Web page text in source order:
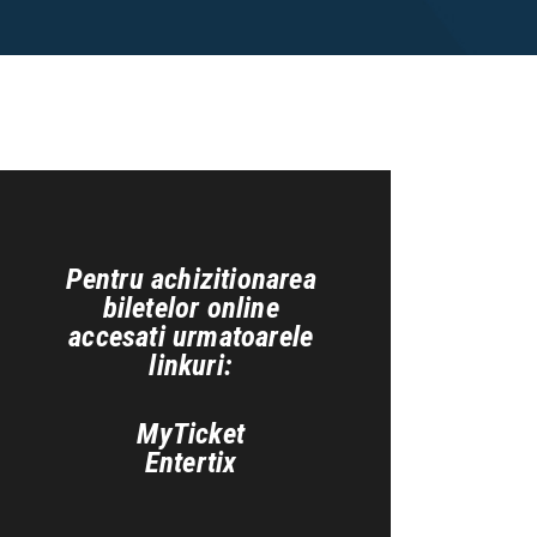
Pentru achizitionarea
biletelor online
accesati urmatoarele
linkuri:
MyTicket
Entertix